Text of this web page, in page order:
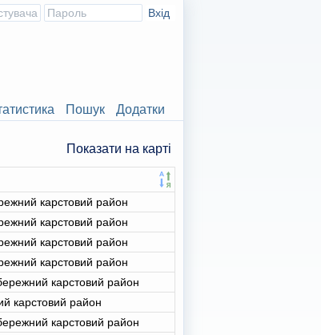
Пошук Додатки
Показати на карті
карстовий район
карстовий район
карстовий район
карстовий район
карстовий район
карстовий район
карстовий район